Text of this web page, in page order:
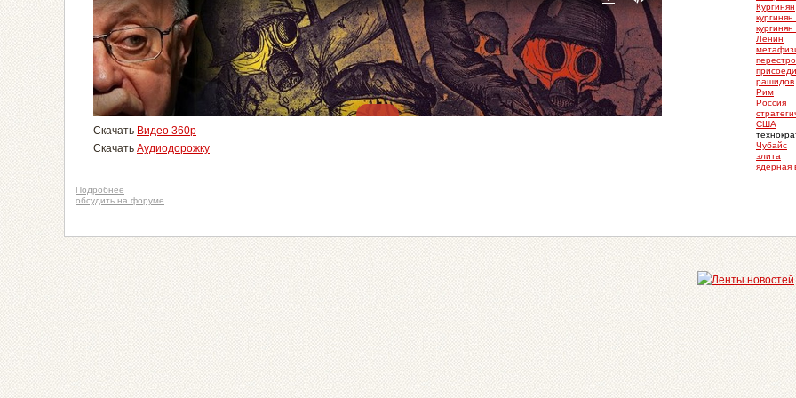
Кургинян
Ленин
рашидов
Рим
Россия
США
Чубайс
элита
ядерная
Скачать Видео 360p
Скачать Аудиодорожку
Подробнее
обсудить на форуме